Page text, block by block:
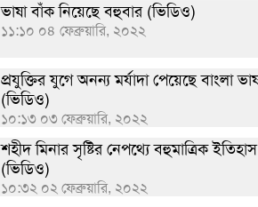
ভাষা বাঁক নিয়েছে বহুবার (ভিডিও)
১১:১০ ০৪ ফেব্রুয়ারি, ২০২২
প্রযুক্তির যুগে অনন্য মর্যাদা পেয়েছে বাংলা
(ভিডিও)
১০:১৩ ০৩ ফেব্রুয়ারি, ২০২২
শহীদ মিনার সৃষ্টির নেপথ্যে বহুমাত্রিক ইতিহাস
(ভিডিও)
১০:৩২ ০২ ফেব্রুয়ারি, ২০২২